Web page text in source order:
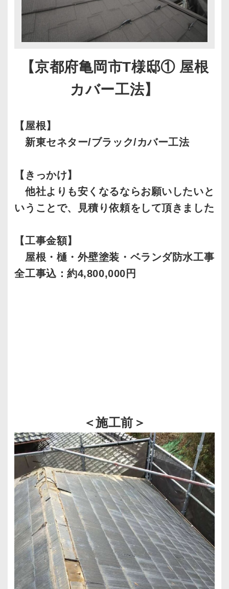
【京都府亀岡市T様邸① 屋根
カバー工法】
【屋根】
新東セネター/ブラック/カバー工法
【きっかけ】
他社よりも安くなるならお願いしたいと
いうことで、見積り依頼をして頂きました
【工事金額】
屋根・樋・外壁塗装・ベランダ防水工事
全工事込：約4,800,000円
＜施工前＞